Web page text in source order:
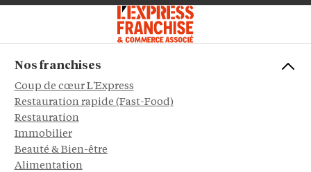
Nos franchises
Coup de cœur L'Express
Restauration rapide (Fast-Food)
Restauration
Immobilier
Beauté & Bien-être
Alimentation